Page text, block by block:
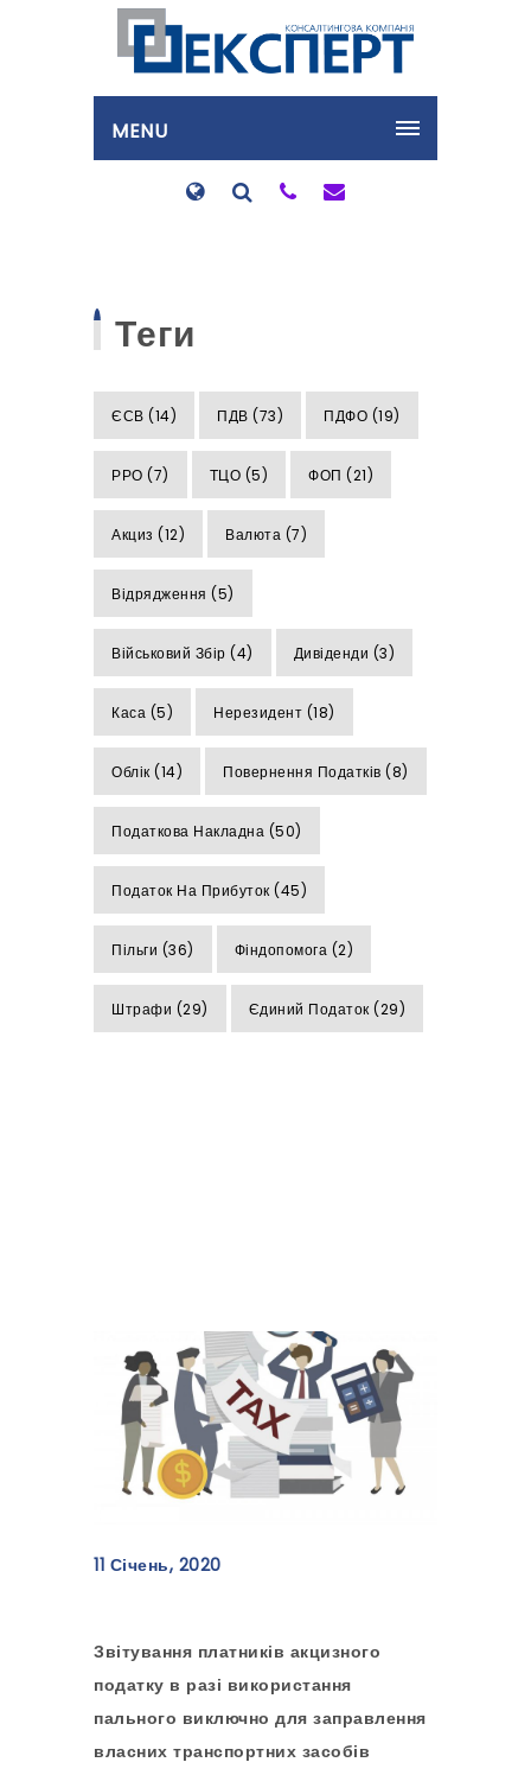
MENU
Теги
ЄСВ (14) ПДВ (73) ПДФО (19)
РРО (7) ТЦО (5) ФОП (21)
Акциз (12) Валюта (7)
Відрядження (5)
Військовий Збір (4) Дивіденди (3)
Каса (5) Нерезидент (18)
Облік (14) Повернення Податків (8)
Податкова Накладна (50)
Податок На Прибуток (45)
Пільги (36) Фіндопомога (2)
Штрафи (29) Єдиний Податок (29)
11 Січень, 2020
Звітування платників акцизного
податку в разі використання
пального виключно для заправлення
власних транспортних засобів